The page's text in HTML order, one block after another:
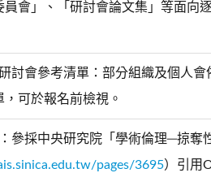
員會」、「研討會論文集」等面向
討會參考清單：部分組織及個人會
可於報名前檢視。
參採中央研究院「學術倫理─掠奪
pages/3695）引用